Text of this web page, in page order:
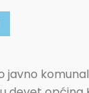
javno